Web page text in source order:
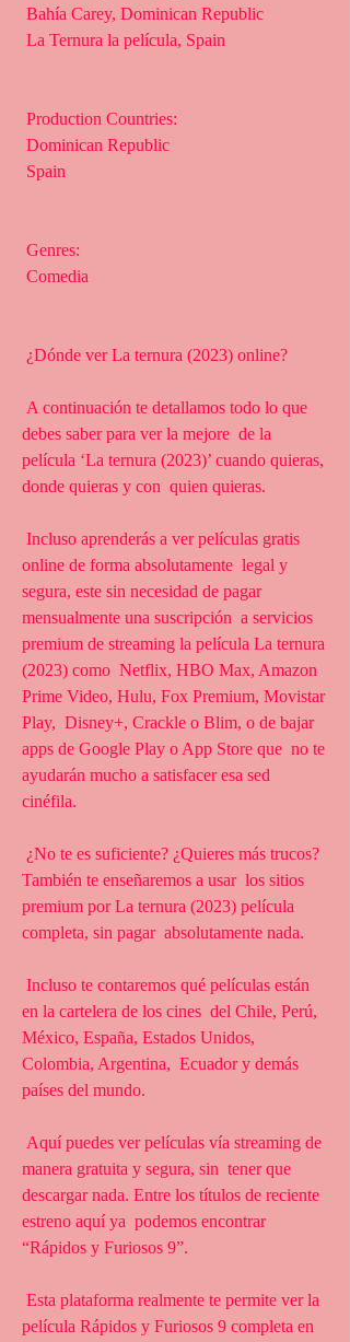
Bahía Carey, Dominican Republic
La Ternura la película, Spain
Production Countries:
Dominican Republic
Spain
Genres:
Comedia
¿Dónde ver La ternura (2023) online?
debes saber para ver la mejore  de la
película ‘La ternura (2023)’ cuando quieras,
donde quieras y con  quien quieras.
online de forma absolutamente  legal y
segura, este sin necesidad de pagar
mensualmente una suscripción  a servicios
premium de streaming la película La ternura
(2023) como  Netflix, HBO Max, Amazon
Prime Video, Hulu, Fox Premium, Movistar
Play,  Disney+, Crackle o Blim, o de bajar
apps de Google Play o App Store que  no te
ayudarán mucho a satisfacer esa sed
cinéfila.
También te enseñaremos a usar  los sitios
premium por La ternura (2023) película
completa, sin pagar  absolutamente nada.
en la cartelera de los cines  del Chile, Perú,
México, España, Estados Unidos,
Colombia, Argentina,  Ecuador y demás
países del mundo.
manera gratuita y segura, sin  tener que
descargar nada. Entre los títulos de reciente
estreno aquí ya  podemos encontrar
“Rápidos y Furiosos 9”.
película Rápidos y Furiosos 9 completa en